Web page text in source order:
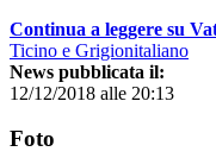
Continua a leggere su
Ticino e Grigionitaliano
News pubblicata il:
12/12/2018 alle 20:13
Foto